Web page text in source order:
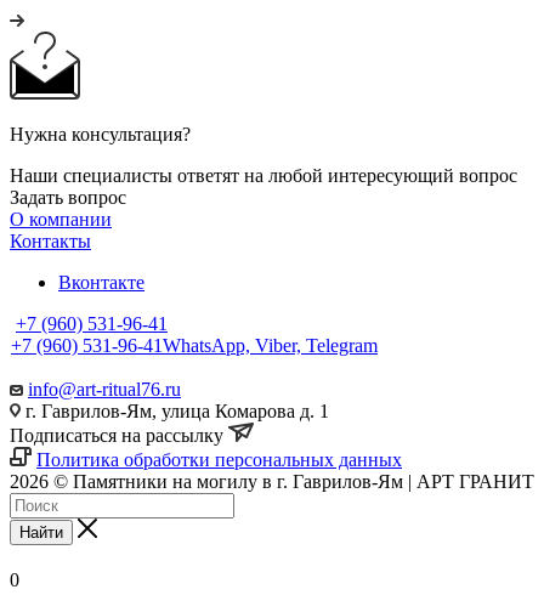
Нужна консультация?
Наши специалисты ответят на любой интересующий вопрос
Задать вопрос
О компании
Контакты
Вконтакте
+7 (960) 531-96-41
+7 (960) 531-96-41WhatsApp, Viber, Telegram
info@art-ritual76.ru
г. Гаврилов-Ям, улица Комарова д. 1
Подписаться на рассылку
Политика обработки персональных данных
2026 © Памятники на могилу в г. Гаврилов-Ям | АРТ ГРАНИТ
Найти
0